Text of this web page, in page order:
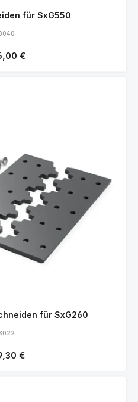
für SxG550
Preis:
€
für SxG260
Preis:
€